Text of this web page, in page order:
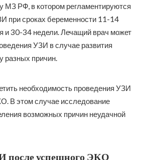
МЗ РФ, в котором регламентируются
при сроках беременности 11-14
и 30-34 недели. Лечащий врач может
УЗИ в случае развития
разных причин.
необходимость проведения УЗИ
В этом случае исследование
возможных причин неудачной
после успешного ЭКО